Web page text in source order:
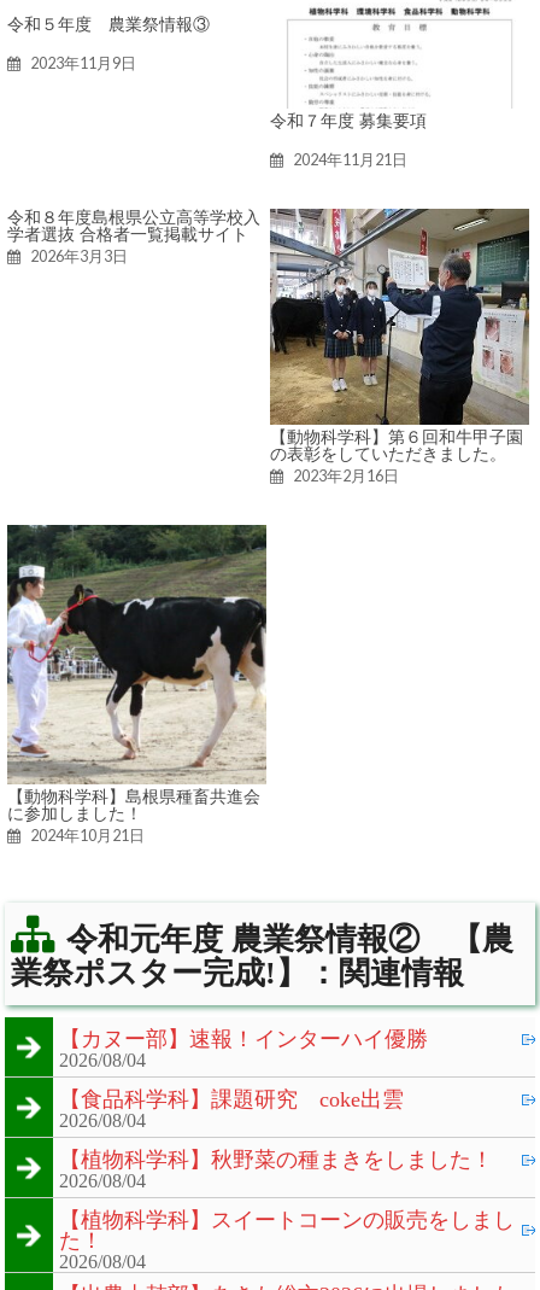
令和５年度 農業祭情報③
2023年11月9日
令和７年度 募集要項
2024年11月21日
令和８年度島根県公立高等学校入
学者選抜 合格者一覧掲載サイト
2026年3月3日
【動物科学科】第６回和牛甲子園
の表彰をしていただきました。
2023年2月16日
【動物科学科】島根県種畜共進会
に参加しました！
2024年10月21日
令和元年度 農業祭情報② 【農
業祭ポスター完成!】：関連情報
【カヌー部】速報！インターハイ優勝
2026/08/04
【食品科学科】課題研究 coke出雲
2026/08/04
【植物科学科】秋野菜の種まきをしました！
2026/08/04
【植物科学科】スイートコーンの販売をしまし
た！
2026/08/04